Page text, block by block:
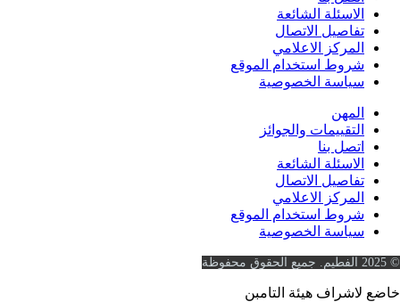
الشائعة
الاتصال
الاعلامي
استخدام الموقع
الخصوصية
والجوائز
بنا
الشائعة
الاتصال
الاعلامي
استخدام الموقع
الخصوصية
هيئة التامبن